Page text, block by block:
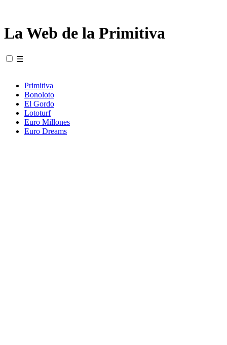
La Web de la Primitiva
☰
Primitiva
Bonoloto
El Gordo
Lototurf
Euro Millones
Euro Dreams